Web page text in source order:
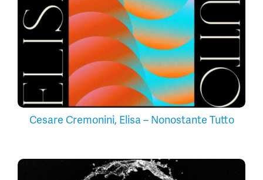
Cesare Cremonini, Elisa – Nonostante Tutto